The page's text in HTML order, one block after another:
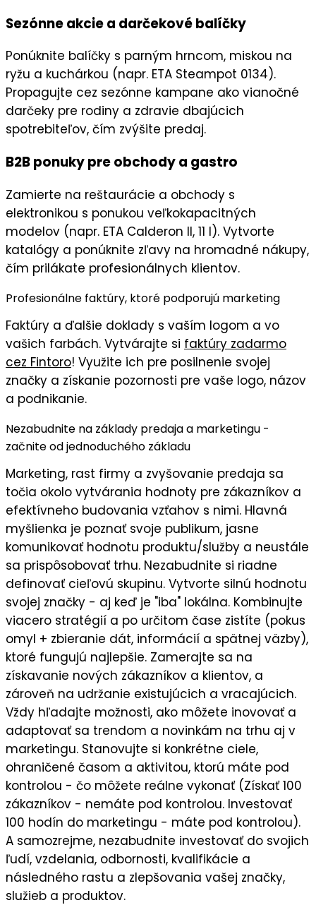
Sezónne akcie a darčekové balíčky
Ponúknite balíčky s parným hrncom, miskou na
ryžu a kuchárkou (napr. ETA Steampot 0134).
Propagujte cez sezónne kampane ako vianočné
darčeky pre rodiny a zdravie dbajúcich
spotrebiteľov, čím zvýšite predaj.
B2B ponuky pre obchody a gastro
Zamierte na reštaurácie a obchody s
elektronikou s ponukou veľkokapacitných
modelov (napr. ETA Calderon II, 11 l). Vytvorte
katalógy a ponúknite zľavy na hromadné nákupy,
čím prilákate profesionálnych klientov.
Profesionálne faktúry, ktoré podporujú marketing
Faktúry a ďalšie doklady s vaším logom a vo
vašich farbách. Vytvárajte si faktúry zadarmo
cez Fintoro! Využite ich pre posilnenie svojej
značky a získanie pozornosti pre vaše logo, názov
a podnikanie.
Nezabudnite na základy predaja a marketingu -
začnite od jednoduchého základu
Marketing, rast firmy a zvyšovanie predaja sa
točia okolo vytvárania hodnoty pre zákazníkov a
efektívneho budovania vzťahov s nimi. Hlavná
myšlienka je poznať svoje publikum, jasne
komunikovať hodnotu produktu/služby a neustále
sa prispôsobovať trhu. Nezabudnite si riadne
definovať cieľovú skupinu. Vytvorte silnú hodnotu
svojej značky - aj keď je "iba" lokálna. Kombinujte
viacero stratégií a po určitom čase zistíte (pokus
omyl + zbieranie dát, informácií a spätnej väzby),
ktoré fungujú najlepšie. Zamerajte sa na
získavanie nových zákazníkov a klientov, a
zároveň na udržanie existujúcich a vracajúcich.
Vždy hľadajte možnosti, ako môžete inovovať a
adaptovať sa trendom a novinkám na trhu aj v
marketingu. Stanovujte si konkrétne ciele,
ohraničené časom a aktivitou, ktorú máte pod
kontrolou - čo môžete reálne vykonať (Získať 100
zákazníkov - nemáte pod kontrolou. Investovať
100 hodín do marketingu - máte pod kontrolou).
A samozrejme, nezabudnite investovať do svojich
ľudí, vzdelania, odbornosti, kvalifikácie a
následného rastu a zlepšovania vašej značky,
služieb a produktov.